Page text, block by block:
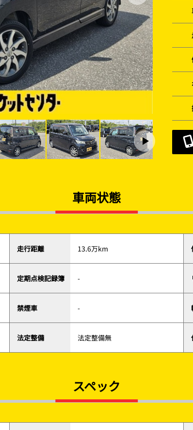
車両状態
走行距離 13.6万km
定期点検記録簿 -
禁煙車 -
法定整備 法定整備無
スペック